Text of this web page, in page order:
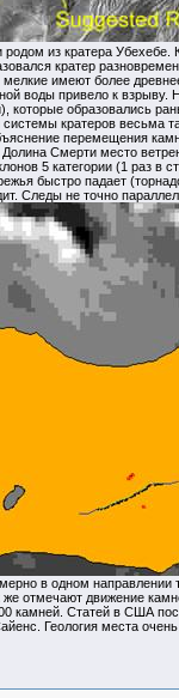
из кратера
кратер
мелкие имеют более
воды привело к
которые образовались
кратеров весьма
перемещения
Долина Смерти место
5 категории (1 раз в
быстро падает
Следы не точно
в одном направлении
же отмечают движение
камней. Статей в США
Геология места